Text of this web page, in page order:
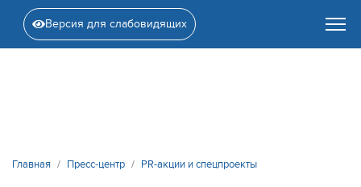
Версия для слабовидящих
Главная Пресс-центр PR-акции и спецпроекты